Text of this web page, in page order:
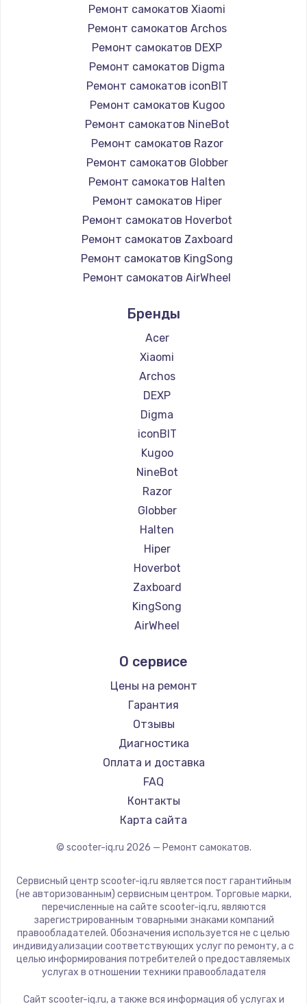
Ремонт самокатов Xiaomi
Ремонт самокатов Archos
Ремонт самокатов DEXP
Ремонт самокатов Digma
Ремонт самокатов iconBIT
Ремонт самокатов Kugoo
Ремонт самокатов NineBot
Ремонт самокатов Razor
Ремонт самокатов Globber
Ремонт самокатов Halten
Ремонт самокатов Hiper
Ремонт самокатов Hoverbot
Ремонт самокатов Zaxboard
Ремонт самокатов KingSong
Ремонт самокатов AirWheel
Ремонт самокатов Hunter
Ремонт самокатов Shorner
Ремонт самокатов Joyor
Ремонт самокатов Minimotors
Ремонт самокатов Bork
Ремонт самокатов Segway
Ремонт самокатов KIRIN
Бренды
Acer
Xiaomi
Archos
DEXP
Digma
iconBIT
Kugoo
NineBot
Razor
Globber
Halten
Hiper
Hoverbot
Zaxboard
KingSong
AirWheel
Hunter
Shorner
Joyor
Minimotors
Bork
Segway
KIRIN
О сервисе
Цены на ремонт
Гарантия
Отзывы
Диагностика
Оплата и доставка
FAQ
Контакты
Карта сайта
© scooter-iq.ru 2026 — Ремонт самокатов.
Сервисный центр scooter-iq.ru является пост гарантийным
(не авторизованным) сервисным центром. Торговые марки,
перечисленные на сайте scooter-iq.ru, являются
зарегистрированным товарными знаками компаний
правообладателей. Обозначения используется не с целью
индивидуализации соответствующих услуг по ремонту, а с
целью информирования потребителей о предоставляемых
услугах в отношении техники правообладателя
Сайт scooter-iq.ru, а также вся информация об услугах и